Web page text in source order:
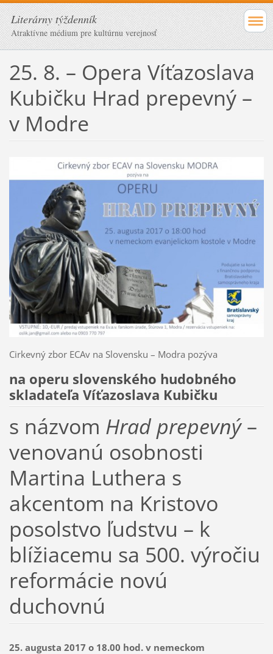
Literárny týždenník
Atraktívne médium pre kultúrnu verejnosť
25. 8. – Opera Víťazoslava
Kubičku Hrad prepevný –
v Modre
Cirkevný zbor ECAv na Slovensku – Modra pozýva
na operu slovenského hudobného
skladateľa Víťazoslava Kubičku
s názvom Hrad prepevný–
venovanú osobnosti
Martina Luthera s
akcentom na Kristovo
posolstvo ľudstvu – k
blížiacemu sa 500. výročiu
reformácie novú
duchovnú
25. augusta 2017 o 18.00 hod. v nemeckom